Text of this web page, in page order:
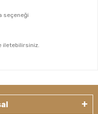
seçeneği
iletebilirsiniz.